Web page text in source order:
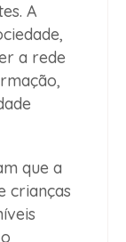
A
a rede
que a
crianças